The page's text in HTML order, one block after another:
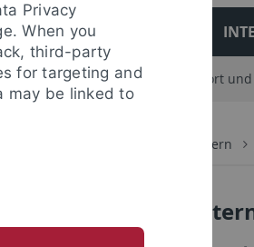
EINRICHTUNGEN
Im Dialog Karriere Standort
Uni intern
Nr. 2/2011: Uni
Privacy
When you
third-party
for targeting and
may be linked to